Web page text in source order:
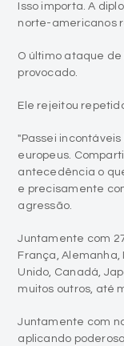
Isso importa. A
norte-americanos
O último ataque
provocado.
Ele rejeitou
"Passei
europeus.
antecedência o
e precisamente
agressão.
Juntamente com
França, Alemanha,
Unido, Canadá,
muitos outros, até
Juntamente com
aplicando